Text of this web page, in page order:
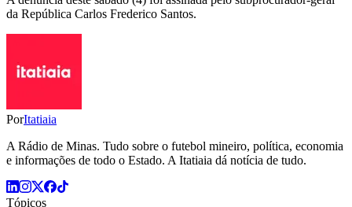
da República Carlos Frederico Santos.
PorItatiaia
A Rádio de Minas. Tudo sobre o futebol mineiro, política, economia
e informações de todo o Estado. A Itatiaia dá notícia de tudo.
Tópicos